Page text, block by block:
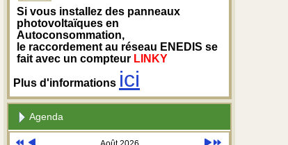
Si vous installez des panneaux
photovoltaïques en
Autoconsommation,
le raccordement au réseau ENEDIS se
fait avec un compteur LINKY
Plus d'informations ici
Agenda